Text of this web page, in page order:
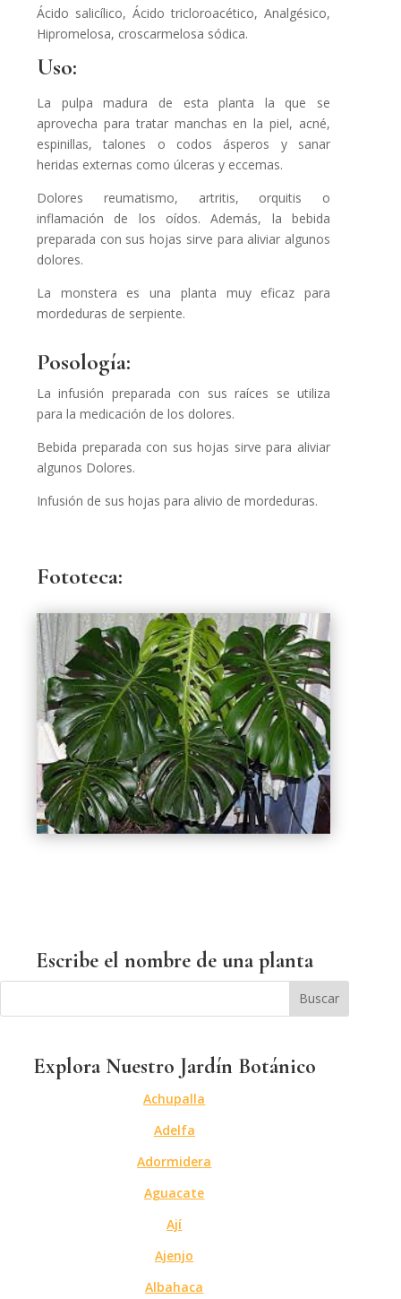
Ácido salicílico, Ácido tricloroacético, Analgésico,
Hipromelosa, croscarmelosa sódica.
Uso:
La pulpa madura de esta planta la que se
aprovecha para tratar manchas en la piel, acné,
espinillas, talones o codos ásperos y sanar
heridas externas como úlceras y eccemas.
Dolores reumatismo, artritis, orquitis o
inflamación de los oídos. Además, la bebida
preparada con sus hojas sirve para aliviar algunos
dolores.
La monstera es una planta muy eficaz para
mordeduras de serpiente.
Posología:
La infusión preparada con sus raíces se utiliza
para la medicación de los dolores.
Bebida preparada con sus hojas sirve para aliviar
algunos Dolores.
Infusión de sus hojas para alivio de mordeduras.
Fototeca:
Escribe el nombre de una planta
Explora Nuestro Jardín Botánico
Achupalla
Adelfa
Adormidera
Aguacate
Ají
Ajenjo
Albahaca